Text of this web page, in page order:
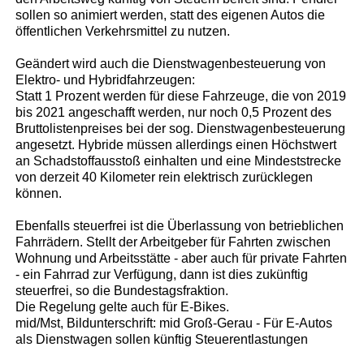
sollen so animiert werden, statt des eigenen Autos die
öffentlichen Verkehrsmittel zu nutzen.
Geändert wird auch die Dienstwagenbesteuerung von
Elektro- und Hybridfahrzeugen:
Statt 1 Prozent werden für diese Fahrzeuge, die von 2019
bis 2021 angeschafft werden, nur noch 0,5 Prozent des
Bruttolistenpreises bei der sog. Dienstwagenbesteuerung
angesetzt. Hybride müssen allerdings einen Höchstwert
an Schadstoffausstoß einhalten und eine Mindeststrecke
von derzeit 40 Kilometer rein elektrisch zurücklegen
können.
Ebenfalls steuerfrei ist die Überlassung von betrieblichen
Fahrrädern. Stellt der Arbeitgeber für Fahrten zwischen
Wohnung und Arbeitsstätte - aber auch für private Fahrten
- ein Fahrrad zur Verfügung, dann ist dies zukünftig
steuerfrei, so die Bundestagsfraktion.
Die Regelung gelte auch für E-Bikes.
mid/Mst, Bildunterschrift: mid Groß-Gerau - Für E-Autos
als Dienstwagen sollen künftig Steuerentlastungen